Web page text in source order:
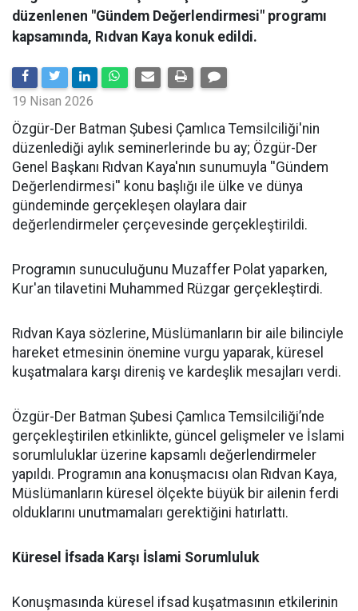
düzenlenen "Gündem Değerlendirmesi" programı
kapsamında, Rıdvan Kaya konuk edildi.
19 Nisan 2026
​Özgür-Der Batman Şubesi Çamlıca Temsilciliği'nin
düzenlediği aylık seminerlerinde bu ay; Özgür-Der
Genel Başkanı Rıdvan Kaya'nın sunumuyla ''Gündem
Değerlendirmesi'' konu başlığı ile ülke ve dünya
gündeminde gerçekleşen olaylara dair
değerlendirmeler çerçevesinde gerçekleştirildi.
Programın sunuculuğunu Muzaffer Polat yaparken,
Kur'an tilavetini Muhammed Rüzgar gerçekleştirdi.
Rıdvan Kaya sözlerine, Müslümanların bir aile bilinciyle
hareket etmesinin önemine vurgu yaparak, küresel
kuşatmalara karşı direniş ve kardeşlik mesajları verdi.
Özgür-Der Batman Şubesi Çamlıca Temsilciliği’nde
gerçekleştirilen etkinlikte, güncel gelişmeler ve İslami
sorumluluklar üzerine kapsamlı değerlendirmeler
yapıldı. Programın ana konuşmacısı olan Rıdvan Kaya,
Müslümanların küresel ölçekte büyük bir ailenin ferdi
olduklarını unutmamaları gerektiğini hatırlattı.
Küresel İfsada Karşı İslami Sorumluluk
Konuşmasında küresel ifsad kuşatmasının etkilerinin